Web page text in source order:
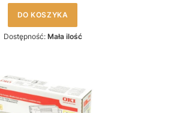
DO KOSZYKA
Dostępność: Mała ilość